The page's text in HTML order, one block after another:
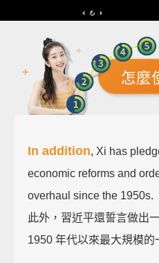
怎麼
In addition, Xi has
economic reforms and
overhaul since the 1950s.
此外，習近平還誓言做出
1950 年代以來最大規模的